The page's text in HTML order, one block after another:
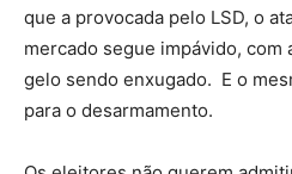
que a provocada pelo LSD, o
mercado segue impávido, com
gelo sendo enxugado. E o
para o desarmamento.